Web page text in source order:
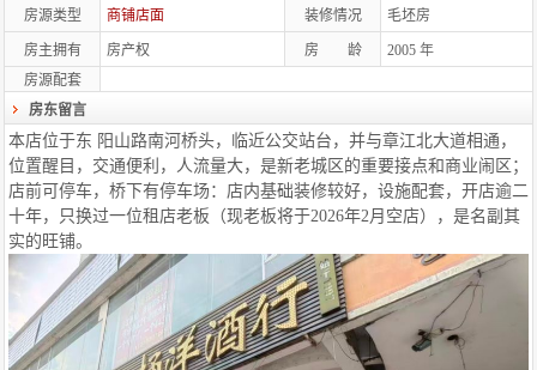
房源类型 商铺店面 装修情况 毛坯房
房主拥有 房产权 房 龄 2005 年
房源配套
房东留言
本店位于东 阳山路南河桥头，临近公交站台，并与章江北大道相通，
位置醒目，交通便利，人流量大，是新老城区的重要接点和商业闹区；
店前可停车，桥下有停车场：店内基础装修较好，设施配套，开店逾二
十年，只换过一位租店老板（现老板将于2026年2月空店），是名副其
实的旺铺。